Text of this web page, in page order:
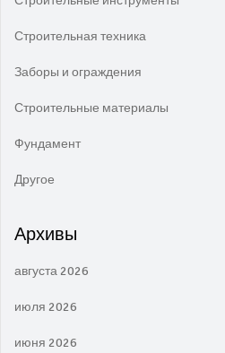
Строительная техника
Заборы и ограждения
Строительные материалы
Фундамент
Другое
Архивы
августа 2026
июля 2026
июня 2026